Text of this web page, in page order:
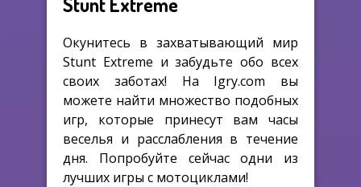
Окунитесь в захватывающий мир
Stunt Extreme и забудьте обо всех
своих заботах! На Igry.com вы
можете найти множество подобных
игр, которые принесут вам часы
веселья и расслабления в течение
дня. Попробуйте сейчас одни из
лучших игры с мотоциклами!